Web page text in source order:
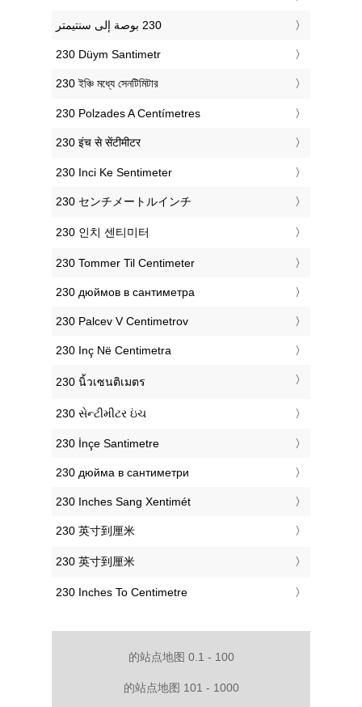
‎230 Düym Santimetr
‎230 ইঞ্চি মধ্যে সেনটিমিটার
‎230 Polzades A Centímetres
‎230 इंच से सेंटीमीटर
‎230 Inci Ke Sentimeter
‎230 センチメートルインチ
‎230 인치 센티미터
‎230 Tommer Til Centimeter
‎230 дюймов в сантиметра
‎230 Palcev V Centimetrov
‎230 Inç Në Centimetra
‎230 นิ้วเซนติเมตร
‎230 સેન્ટીમીટર ઇંચ
‎230 İnçe Santimetre
‎230 дюйма в сантиметри
‎230 Inches Sang Xentimét
‎230 英寸到厘米
‎230 英寸到厘米
‎230 Inches To Centimetre
的站点地图 0.1 - 100
的站点地图 101 - 1000